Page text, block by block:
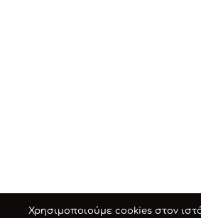
Χρησιμοποιούμε cookies στον